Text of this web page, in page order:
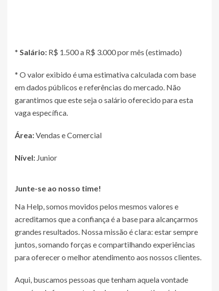
* Salário: R$ 1.500 a R$ 3.000 por mês (estimado)
* O valor exibido é uma estimativa calculada com base
em dados públicos e referências do mercado. Não
garantimos que este seja o salário oferecido para esta
vaga específica.
Área:Vendas e Comercial
Nível: Junior
Junte-se ao nosso time!
Na Help, somos movidos pelos mesmos valores e
acreditamos que a confiança é a base para alcançarmos
grandes resultados. Nossa missão é clara: estar sempre
juntos, somando forças e compartilhando experiências
para oferecer o melhor atendimento aos nossos clientes.
Aqui, buscamos pessoas que tenham aquela vontade